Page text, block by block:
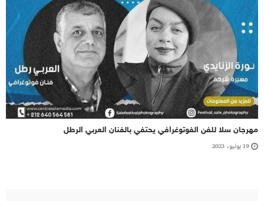
مهرجان سلا للفن الفوتوغرافي يحتفي بالفنان العربي الرطل
19 يونيو، 2023